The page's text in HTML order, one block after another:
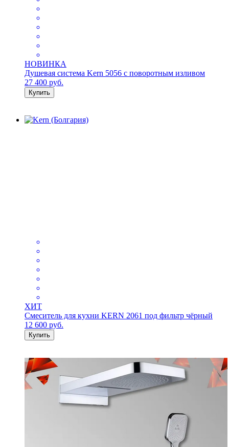
НОВИНКА
Душевая система Kern 5056 с поворотным изливом
27 400 руб.
Купить
ХИТ
Смеситель для кухни KERN 2061 под фильтр чёрный
12 600 руб.
Купить